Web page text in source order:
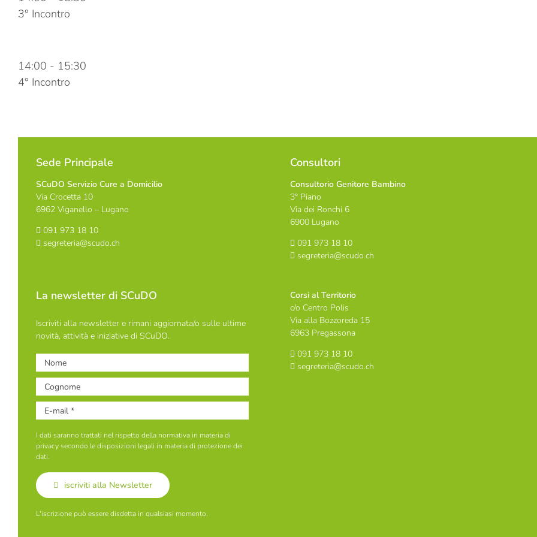
3° Incontro
14:00 - 15:30
4° Incontro
Sede Principale
SCuDO Servizio Cure a Domicilio
Via Crocetta 10
6962 Viganello – Lugano
091 973 18 10
segreteria@scudo.ch
La newsletter di SCuDO
Iscriviti alla newsletter e rimani aggiornata/o sulle ultime
novità, attività e iniziative di SCuDO.
I dati saranno trattati nel rispetto della normativa in materia di
privacy secondo le disposizioni legali in materia di protezione dei
dati.
iscriviti alla Newsletter
L'iscrizione può essere disdetta in qualsiasi momento.
Consultori
Consultorio Genitore Bambino
3° Piano
Via dei Ronchi 6
6900 Lugano
091 973 18 10
segreteria@scudo.ch
Corsi al Territorio
c/o Centro Polis
Via alla Bozzoreda 15
6963 Pregassona
091 973 18 10
segreteria@scudo.ch